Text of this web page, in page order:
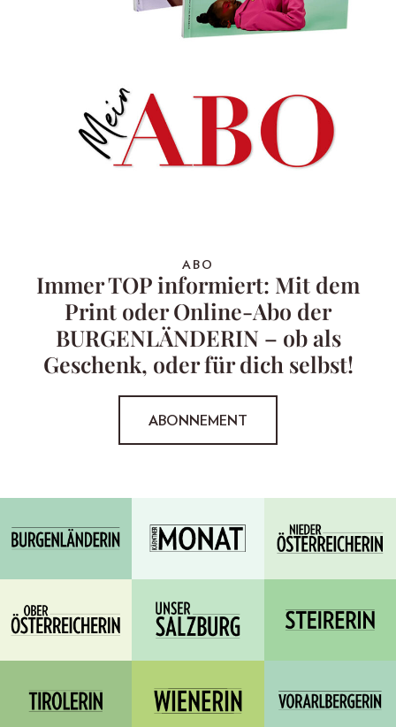
ABO
Immer TOP informiert: Mit dem
Print oder Online-Abo der
BURGENLÄNDERIN – ob als
Geschenk, oder für dich selbst!
ABONNEMENT